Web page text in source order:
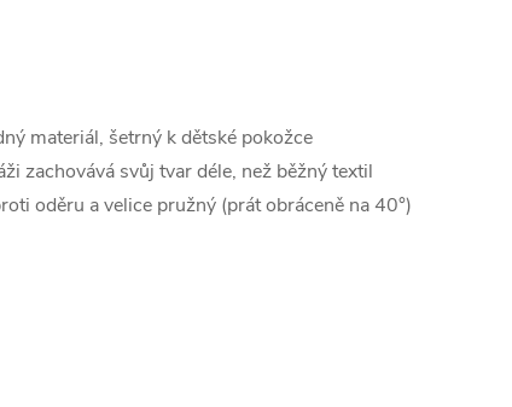
materiál, šetrný k dětské pokožce
zachovává svůj tvar déle, než běžný textil
oděru a velice pružný (prát obráceně na 40°)